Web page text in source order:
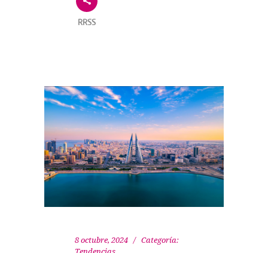
RRSS
8 octubre, 2024
Categoría: